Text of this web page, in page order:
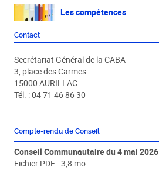
Les compétences
Contact
Secrétariat Général de la CABA
3, place des Carmes
15000 AURILLAC
Tél. : 04 71 46 86 30
Compte-rendu de Conseil
Conseil Communautaire du 4 mai 2026
Fichier PDF - 3,8 mo